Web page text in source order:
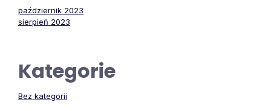
październik 2023
sierpień 2023
Kategorie
Bez kategorii